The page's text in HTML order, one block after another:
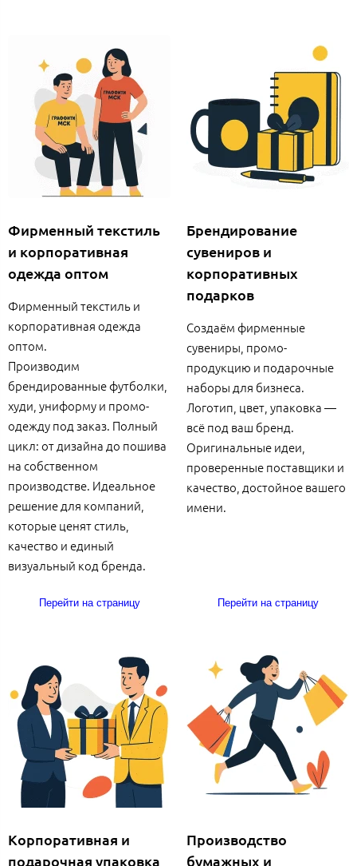
Фирменный текстиль
и корпоративная
одежда оптом
Фирменный текстиль и
корпоративная одежда
оптом.
Производим
брендированные футболки,
худи, униформу и промо-
одежду под заказ. Полный
цикл: от дизайна до пошива
на собственном
производстве. Идеальное
решение для компаний,
которые ценят стиль,
качество и единый
визуальный код бренда.
Перейти на страницу
Брендирование
сувениров и
корпоративных
подарков
Создаём фирменные
сувениры, промо-
продукцию и подарочные
наборы для бизнеса.
Логотип, цвет, упаковка —
всё под ваш бренд.
Оригинальные идеи,
проверенные поставщики и
качество, достойное вашего
имени.
Перейти на страницу
Корпоративная и
подарочная упаковка
Производство
бумажных и